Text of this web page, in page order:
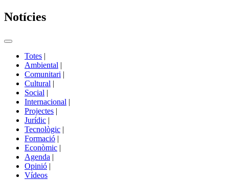
Notícies
Commutador
portals
Totes |
Ambiental |
Comunitari |
Cultural |
Social |
Internacional |
Projectes |
Jurídic |
Tecnològic |
Formació |
Econòmic |
Agenda |
Opinió |
Vídeos